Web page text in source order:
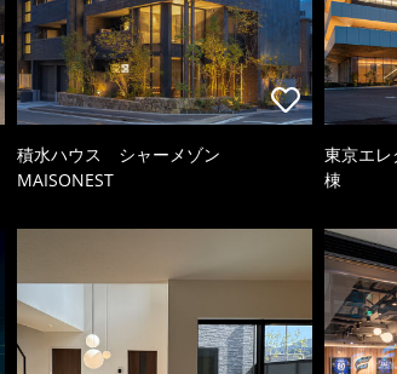
積水ハウス シャーメゾン
MAISONEST
東京エ
棟